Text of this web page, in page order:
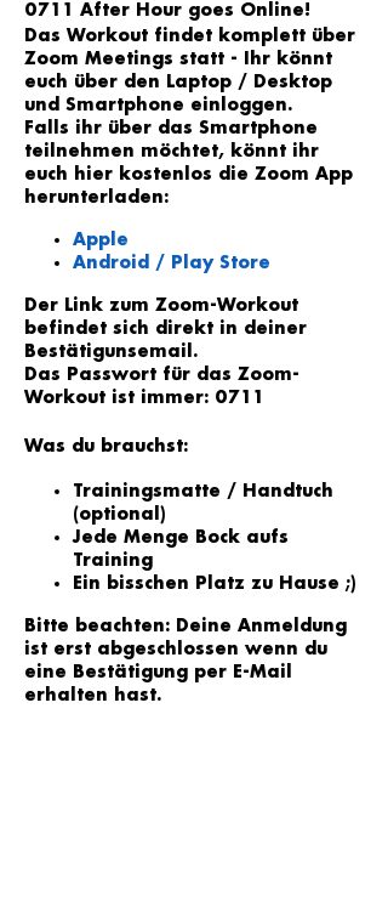
0711 After Hour goes Online!
Das Workout findet komplett über
Zoom Meetings statt - Ihr könnt
euch über den Laptop / Desktop
und Smartphone einloggen.
Falls ihr über das Smartphone
teilnehmen möchtet, könnt ihr
euch hier kostenlos die Zoom App
herunterladen:
Apple
Android / Play Store
Der Link zum Zoom-Workout
befindet sich direkt in deiner
Bestätigunsemail .
Das Passwort für das Zoom-
Workout ist immer: 0711
Was du brauchst:
Trainingsmatte / Handtuch
(optional)
Jede Menge Bock aufs
Training
Ein bisschen Platz zu Hause ;)
Bitte beachten: Deine Anmeldung
ist erst abgeschlossen wenn du
eine Bestätigung per E-Mail
erhalten hast.